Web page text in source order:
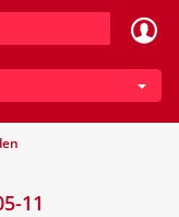
11